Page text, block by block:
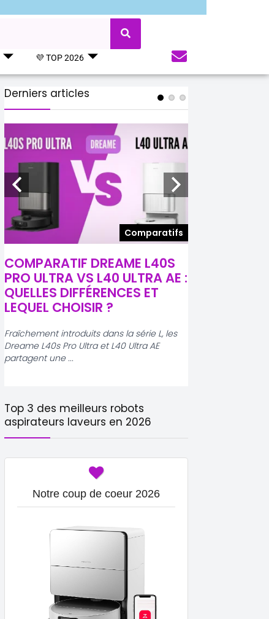
💜 TOP 2026
Derniers articles
Comparatifs
COMPARATIF DREAME L40S
PRO ULTRA VS L40 ULTRA AE :
QUELLES DIFFÉRENCES ET
LEQUEL CHOISIR ?
Fraîchement introduits dans la série L, les
Dreame L40s Pro Ultra et L40 Ultra AE
partagent une ...
Top 3 des meilleurs robots
aspirateurs laveurs en 2026
Notre coup de coeur 2026